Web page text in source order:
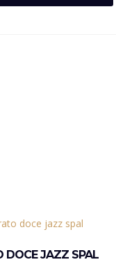
DOCE JAZZ SPAL